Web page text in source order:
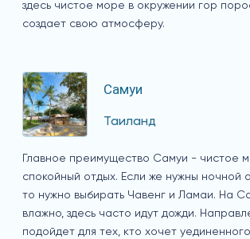
здесь чистое море в окружении гор
создает свою атмосферу.
Самуи
Таиланд
Главное преимущество Самуи - чистое
спокойный отдых. Если же нужны ночной
то нужно выбирать Чавенг и Ламаи. На
влажно, здесь часто идут дожди.
подойдет для тех, кто хочет